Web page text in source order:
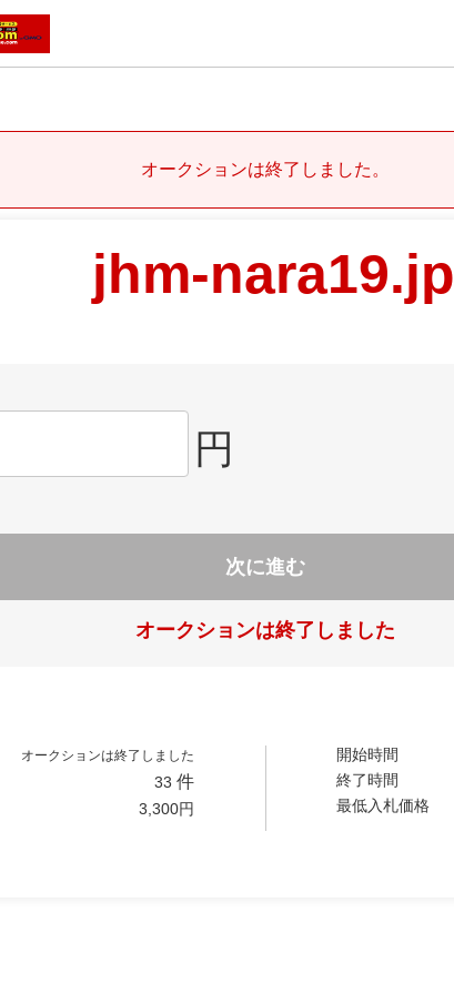
オークションは終了しました。
jhm-nara19.jp
円
次に進む
オークションは終了しました
オークションは終了しました
33 件
3,300円
開始時間
終了時間
最低入札価格